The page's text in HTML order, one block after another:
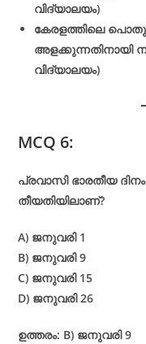
വിദ്യാലയം)
കേരളത്തിലെ
അളക്കുന്നതിനായി
വിദ്യാലയം)
MCQ 6:
പ്രവാസി ഭാരതീയ
തീയതിയിലാണ്?
A) ജനുവരി 1
B) ജനുവരി 9
C) ജനുവരി 15
D) ജനുവരി 26
ഉത്തരം: B) ജനുവരി 9